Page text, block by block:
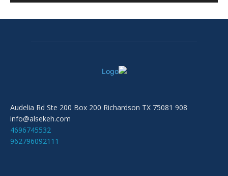
908 Audelia Rd Ste 200 Box 200 Richardson TX 75081
info@alsekeh.com
4696745532
962796092111